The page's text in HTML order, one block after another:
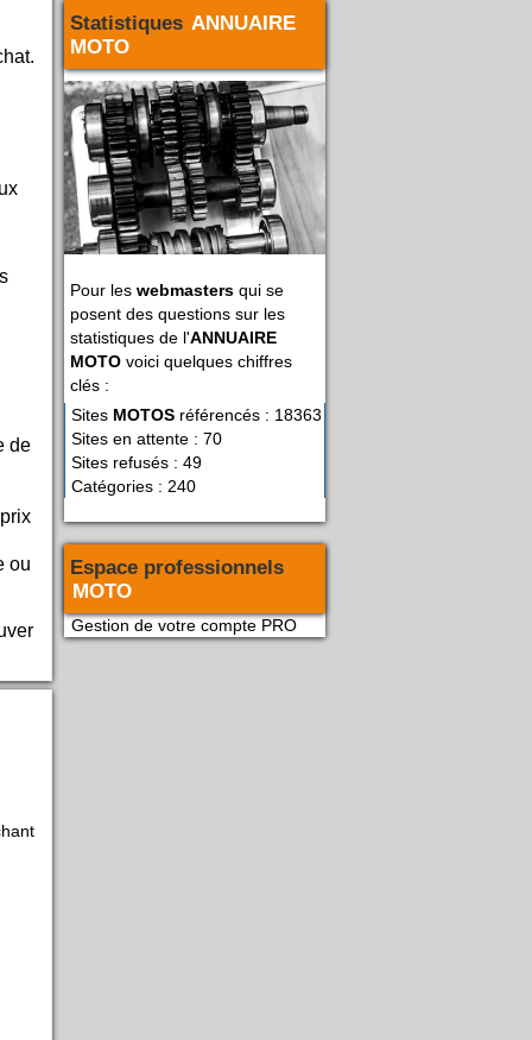
Statistiques ANNUAIRE
MOTO
Pour les webmasters qui se
posent des questions sur les
statistiques de l'ANNUAIRE
MOTO voici quelques chiffres
clés :
Sites MOTOS référencés : 18363
Sites en attente : 70
Sites refusés : 49
Catégories : 240
Espace professionnels
MOTO
Gestion de votre compte PRO
de
ou